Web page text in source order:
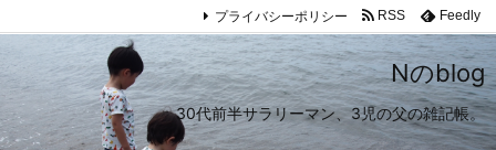
Nのblog
30代前半サラリーマン、3児の父の雑記帳。
プライバシーポリシー RSS Feedly